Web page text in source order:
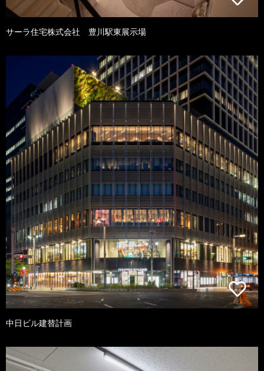
サーラ住宅株式会社 豊川駅東展示場
中日ビル建替計画